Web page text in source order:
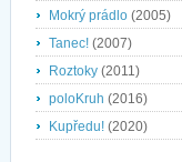
Mokrý prádlo (2005)
Tanec! (2007)
Roztoky (2011)
poloKruh (2016)
Kupředu! (2020)